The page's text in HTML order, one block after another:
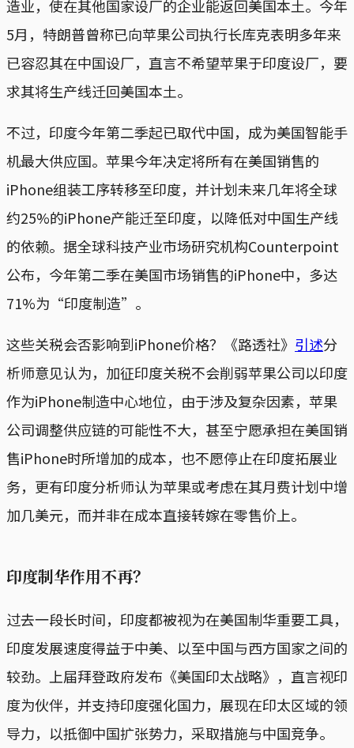
造业，使在其他国家设厂的企业能返回美国本土。今年
5月，特朗普曾称已向苹果公司执行长库克表明多年来
已容忍其在中国设厂，直言不希望苹果于印度设厂，要
求其将生产线迁回美国本土。
不过，印度今年第二季起已取代中国，成为美国智能手
机最大供应国。苹果今年决定将所有在美国销售的
iPhone组装工序转移至印度，并计划未来几年将全球
约25%的iPhone产能迁至印度，以降低对中国生产线
的依赖。据全球科技产业市场研究机构Counterpoint
公布，今年第二季在美国市场销售的iPhone中，多达
71%为“印度制造”。
这些关税会否影响到iPhone价格？《路透社》 引述分
析师意见认为，加征印度关税不会削弱苹果公司以印度
作为iPhone制造中心地位，由于涉及复杂因素，苹果
公司调整供应链的可能性不大，甚至宁愿承担在美国销
售iPhone时所增加的成本，也不愿停止在印度拓展业
务，更有印度分析师认为苹果或考虑在其月费计划中增
加几美元，而并非在成本直接转嫁在零售价上。
印度制华作用不再？
过去一段长时间，印度都被视为在美国制华重要工具，
印度发展速度得益于中美、以至中国与西方国家之间的
较劲。上届拜登政府发布《美国印太战略》，直言视印
度为伙伴，并支持印度强化国力，展现在印太区域的领
导力，以抵御中国扩张势力，采取措施与中国竞争。